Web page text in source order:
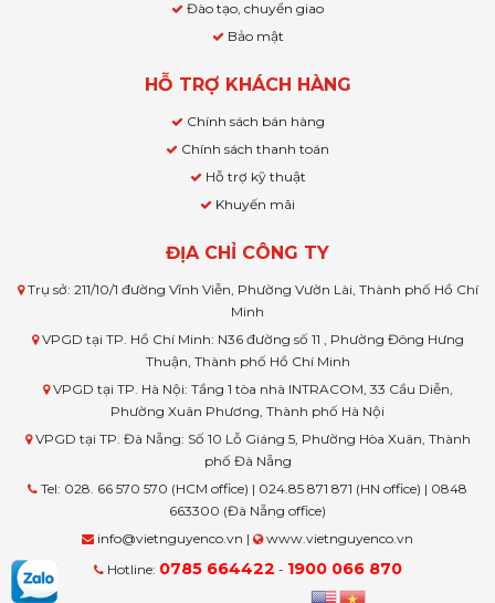
Đào tạo, chuyển giao
Bảo mật
HỖ TRỢ KHÁCH HÀNG
Chính sách bán hàng
Chính sách thanh toán
Hỗ trợ kỹ thuật
Khuyến mãi
ĐỊA CHỈ CÔNG TY
Trụ sở: 211/10/1 đường Vĩnh Viễn, Phường Vườn Lài, Thành phố Hồ Chí
Minh
VPGD tại TP. Hồ Chí Minh: N36 đường số 11 , Phường Đông Hưng
Thuận, Thành phố Hồ Chí Minh
VPGD tại TP. Hà Nội: Tầng 1 tòa nhà INTRACOM, 33 Cầu Diễn,
Phường Xuân Phương, Thành phố Hà Nội
VPGD tại TP. Đà Nẵng: Số 10 Lỗ Giáng 5, Phường Hòa Xuân, Thành
phố Đà Nẵng
Tel: 028. 66 570 570 (HCM office) | 024.85 871 871 (HN office) | 0848
663300 (Đà Nẵng office)
info@vietnguyenco.vn |
www.vietnguyenco.vn
Hotline: 0785 664422 - 1900 066 870